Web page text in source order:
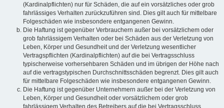
(Kardinalpflichten) nur für Schäden, die auf ein vorsätzliches oder grob
fahrlässiges Verhalten zurückzuführen sind. Dies gilt auch für mittelbare
Folgeschäden wie insbesondere entgangenen Gewinn.
Die Haftung ist gegenüber Verbrauchern außer bei vorsätzlichem oder
grob fahrlässigem Verhalten oder bei Schäden aus der Verletzung von
Leben, Körper und Gesundheit und der Verletzung wesentlicher
Vertragspflichten (Kardinalpflichten) auf die bei Vertragsschluss
typischerweise vorhersehbaren Schäden und im übrigen der Höhe nach
auf die vertragstypischen Durchschnittsschäden begrenzt. Dies gilt auch
für mittelbare Folgeschäden wie insbesondere entgangenen Gewinn.
Die Haftung ist gegenüber Unternehmern außer bei der Verletzung von
Leben, Körper und Gesundheit oder vorsätzlichem oder grob
fahrlässigem Verhalten des Betreibers auf die bei Vertragsschluss